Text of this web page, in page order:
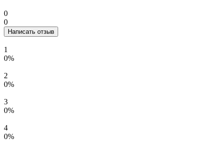
0
0
Написать отзыв
1
0%
2
0%
3
0%
4
0%